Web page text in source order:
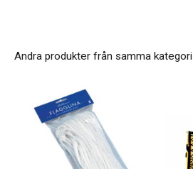
Andra produkter från samma kategori